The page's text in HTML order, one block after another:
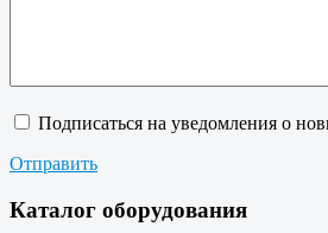
Подписаться на уведомления о
Отправить
Каталог оборудования